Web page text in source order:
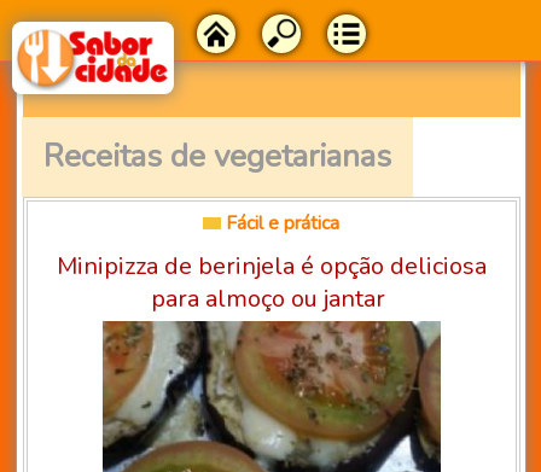
Receitas de vegetarianas
Fácil e prática
Minipizza de berinjela é opção deliciosa
para almoço ou jantar